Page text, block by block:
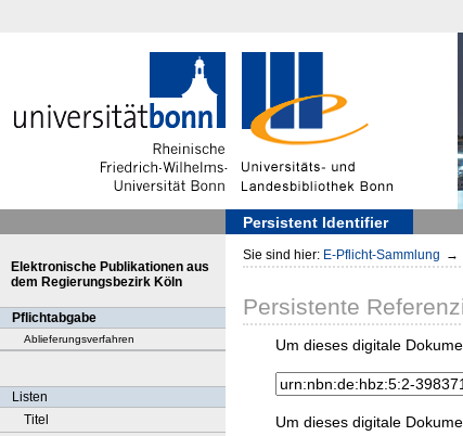
Persistent Identifier
Elektronische Publikationen aus
dem Regierungsbezirk Köln
Pflichtabgabe
Ablieferungsverfahren
Listen
Titel
Sie sind hier: E-Pflicht-Sammlung →
Persistente
Um dieses digitale
Um dieses digitale